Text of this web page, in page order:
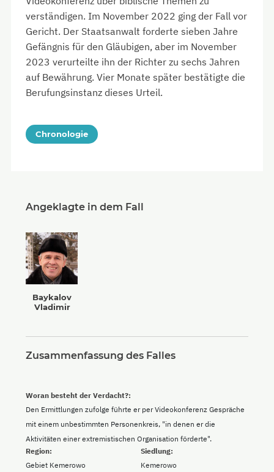
verständigen. Im November 2022 ging der Fall vor
Gericht. Der Staatsanwalt forderte sieben Jahre
Gefängnis für den Gläubigen, aber im November
2023 verurteilte ihn der Richter zu sechs Jahren
auf Bewährung. Vier Monate später bestätigte die
Berufungsinstanz dieses Urteil.
Chronologie
Angeklagte in dem Fall
Baykalov
Vladimir
Zusammenfassung des Falles
Region:
Gebiet Kemerowo
Siedlung:
Kemerowo
Woran besteht der Verdacht?:
Den Ermittlungen zufolge führte er per Videokonferenz Gespräche
mit einem unbestimmten Personenkreis, "in denen er die
Aktivitäten einer extremistischen Organisation förderte".